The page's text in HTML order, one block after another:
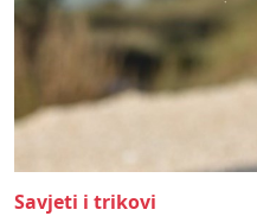
Savjeti i trikovi